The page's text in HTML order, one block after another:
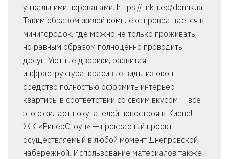
унікальними перевагами. https://linktr.ee/domikua
Таким образом жилой комплекс превращается в
минигородок, где можно не только проживать,
но равным образом полноценно проводить
досуг. Уютные дворики, развитая
инфраструктура, красивые виды из окон,
средство полностью оформить интерьер
квартиры в соответствии со своим вкусом — все
это ожидает покупателей новостроя в Киеве!
ЖК «РиверСтоун» — прекрасный проект,
осуществляемый в любой момент Днепровской
набережной. Использование материалов также